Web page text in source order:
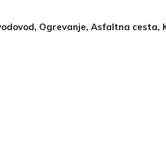
Ogrevanje, Asfaltna cesta,